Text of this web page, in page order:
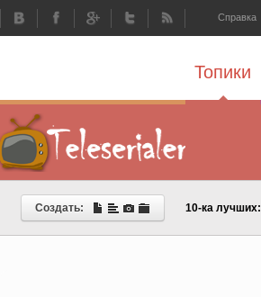
Справка
Топики
Создать: 10-ка лучших: